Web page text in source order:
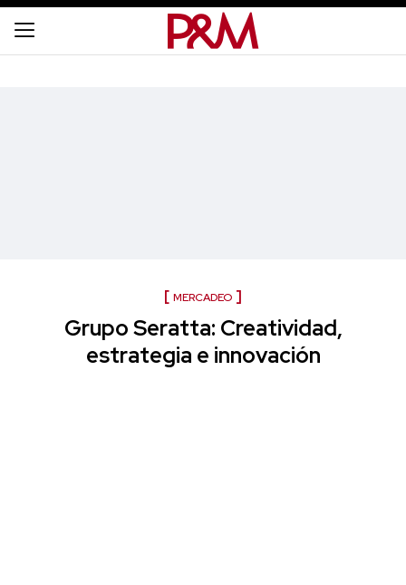
MERCADEO
Grupo Seratta: Creatividad,
estrategia e innovación